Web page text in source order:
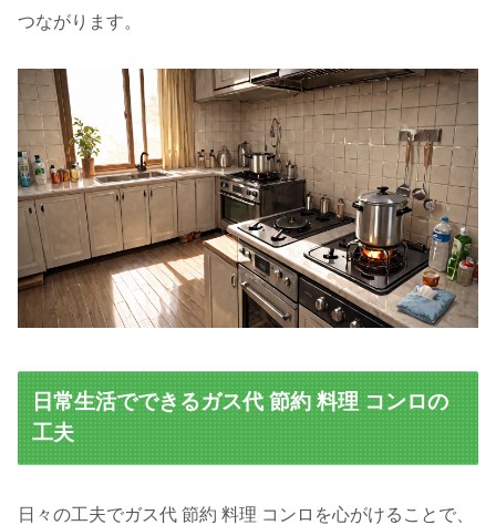
つながります。
日常生活でできるガス代 節約 料理 コンロの
工夫
日々の工夫でガス代 節約 料理 コンロを心がけることで、